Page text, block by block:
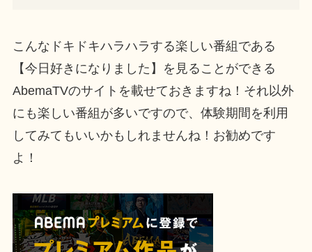
こんなドキドキハラハラする楽しい番組である
【今日好きになりました】を見ることができる
AbemaTVのサイトを載せておきますね！それ以外
にも楽しい番組が多いですので、体験期間を利用
してみてもいいかもしれませんね！お勧めです
よ！